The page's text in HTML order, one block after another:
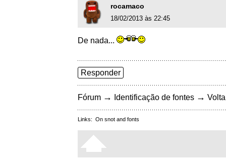
rocamaco
18/02/2013 às 22:45
De nada...
Responder
Fórum → Identificação de fontes →
Links: On snot and fonts